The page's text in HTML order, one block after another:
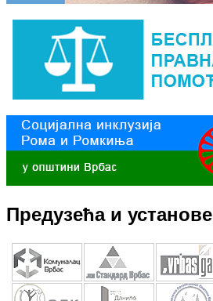
Предузећа и установе